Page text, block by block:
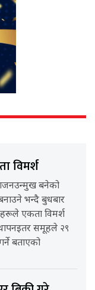
विमर्श
बनेको
भन्दै बुधबार
एकता विमर्श
समूहले २९
बताएको